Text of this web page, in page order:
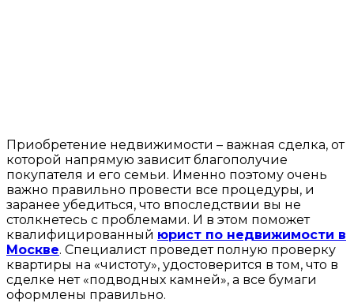
Приобретение недвижимости – важная сделка, от
которой напрямую зависит благополучие
покупателя и его семьи. Именно поэтому очень
важно правильно провести все процедуры, и
заранее убедиться, что впоследствии вы не
столкнетесь с проблемами. И в этом поможет
квалифицированный юрист по недвижимости в
Москве. Специалист проведет полную проверку
квартиры на «чистоту», удостоверится в том, что в
сделке нет «подводных камней», а все бумаги
оформлены правильно.